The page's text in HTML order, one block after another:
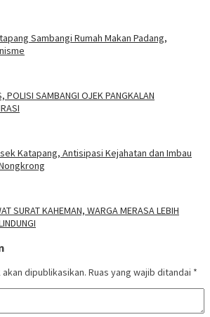
Sambangi Rumah Makan Padang,
POLISI SAMBANGI OJEK PANGKALAN
Katapang, Antisipasi Kejahatan dan Imbau
SURAT KAHEMAN, WARGA MERASA LEBIH
dipublikasikan. Ruas yang wajib ditandai *